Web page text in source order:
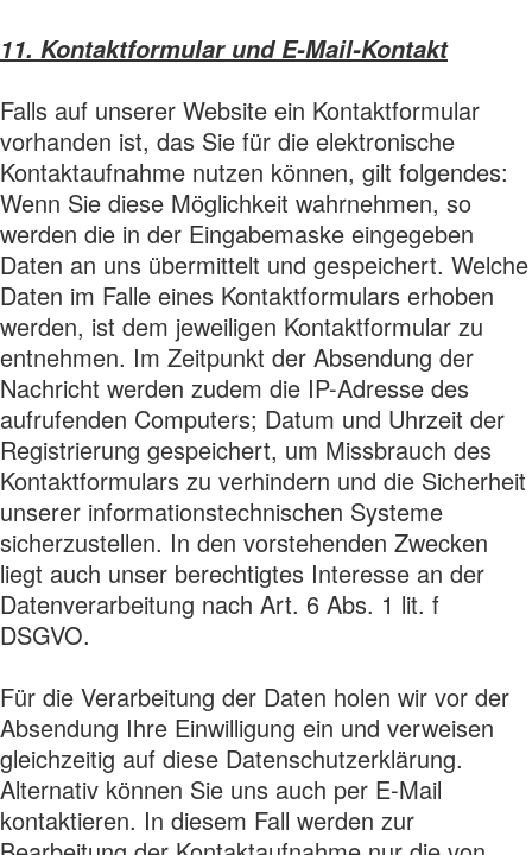
11. Kontaktformular und E-Mail-Kontakt
Falls auf unserer Website ein Kontaktformular
vorhanden ist, das Sie für die elektronische
Kontaktaufnahme nutzen können, gilt folgendes:
Wenn Sie diese Möglichkeit wahrnehmen, so
werden die in der Eingabemaske eingegeben
Daten an uns übermittelt und gespeichert. Welche
Daten im Falle eines Kontaktformulars erhoben
werden, ist dem jeweiligen Kontaktformular zu
entnehmen. Im Zeitpunkt der Absendung der
Nachricht werden zudem die IP-Adresse des
aufrufenden Computers; Datum und Uhrzeit der
Registrierung gespeichert, um Missbrauch des
Kontaktformulars zu verhindern und die Sicherheit
unserer informationstechnischen Systeme
sicherzustellen. In den vorstehenden Zwecken
liegt auch unser berechtigtes Interesse an der
Datenverarbeitung nach Art. 6 Abs. 1 lit. f
DSGVO.
Für die Verarbeitung der Daten holen wir vor der
Absendung Ihre Einwilligung ein und verweisen
gleichzeitig auf diese Datenschutzerklärung.
Alternativ können Sie uns auch per E-Mail
kontaktieren. In diesem Fall werden zur